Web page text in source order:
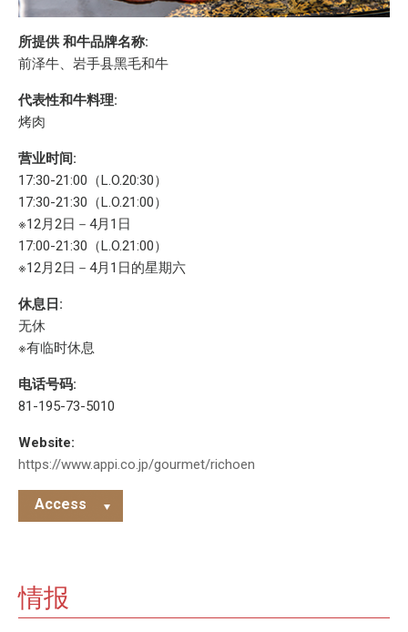
所提供 和牛品牌名称:
前泽牛、岩手县黑毛和牛
代表性和牛料理:
烤肉
营业时间:
17:30-21:00（L.O.20:30）
17:30-21:30（L.O.21:00）
※12月2日－4月1日
17:00-21:30（L.O.21:00）
※12月2日－4月1日的星期六
休息日:
无休
※有临时休息
电话号码:
81-195-73-5010
Website:
https://www.appi.co.jp/gourmet/richoen
Access
情报